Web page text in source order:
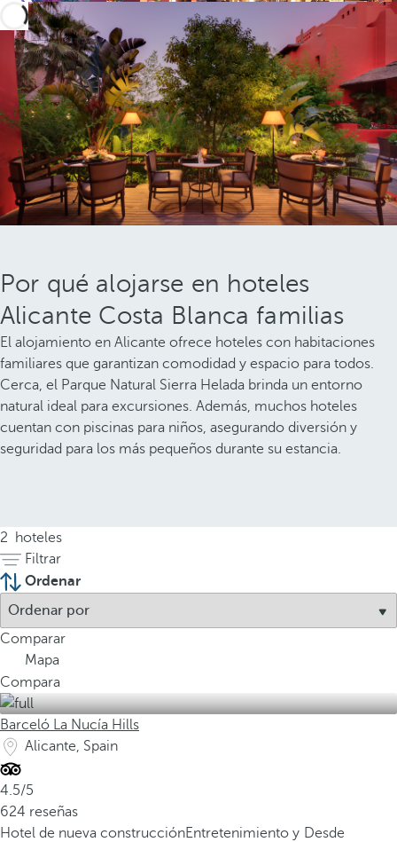
Por qué alojarse en hoteles
Alicante Costa Blanca familias
El alojamiento en Alicante ofrece hoteles con habitaciones
familiares que garantizan comodidad y espacio para todos.
Cerca, el Parque Natural Sierra Helada brinda un entorno
natural ideal para excursiones. Además, muchos hoteles
cuentan con piscinas para niños, asegurando diversión y
seguridad para los más pequeños durante su estancia.
2
hoteles
Filtrar
Ordenar
Comparar
Mapa
Compara
Barceló La Nucía Hills
Alicante, Spain
4.5/5
624 reseñas
Hotel de nueva construcciónEntretenimiento y Desde